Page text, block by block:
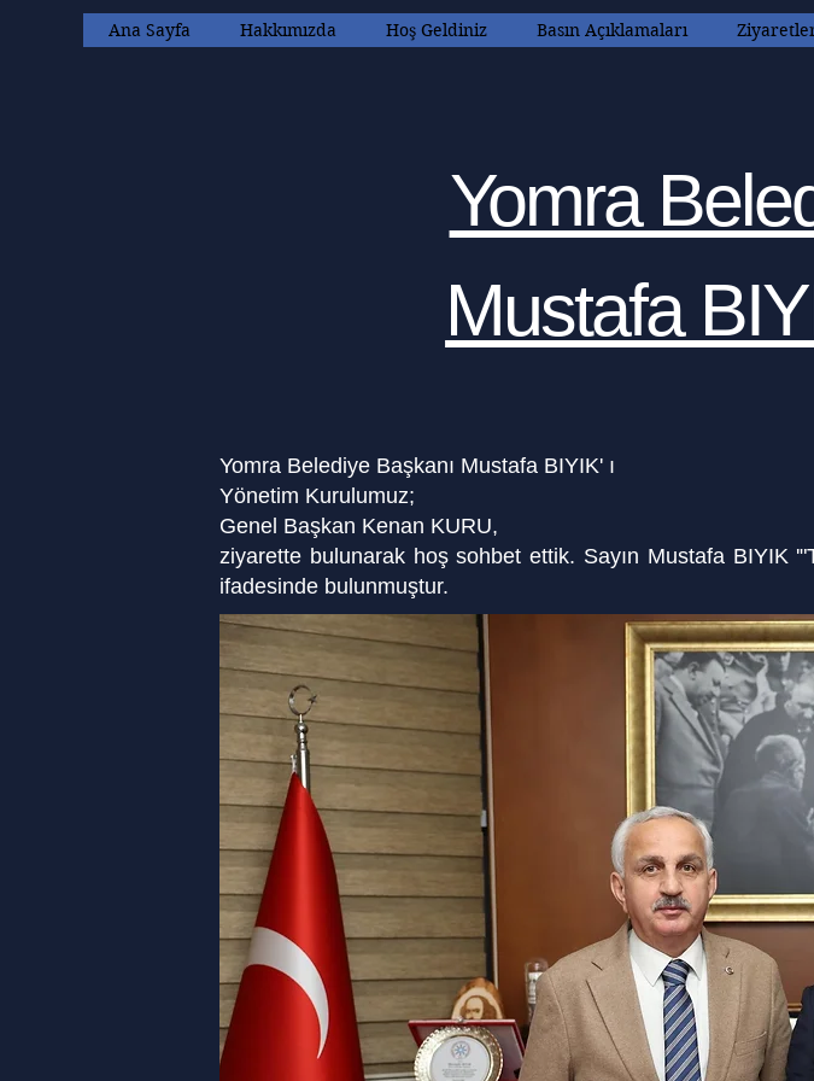
Ana Sayfa Hakkımızda Hoş Geldiniz Basın Açıklamaları
Yomra
Mustafa
Yomra Belediye Başkanı Mustafa BIYIK' ı
Yönetim Kurulumuz;
Genel Başkan Kenan KURU,
ziyarette bulunarak hoş sohbet ettik. Sayın Mustafa BIYIK
ifadesinde bulunmuştur.